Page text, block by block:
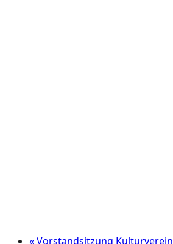
«Vorstandsitzung Kulturverein